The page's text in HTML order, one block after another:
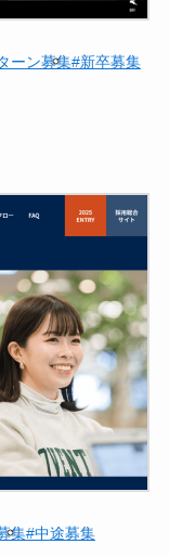
ーン募集#新卒募集
集#中途募集